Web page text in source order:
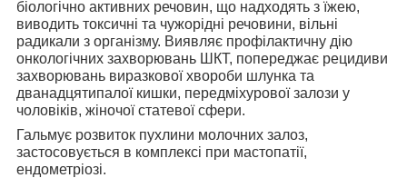
біологічно активних речовин, що надходять з їжею,
виводить токсичні та чужорідні речовини, вільні
радикали з організму. Виявляє профілактичну дію
онкологічних захворювань ШКТ, попереджає рецидиви
захворювань виразкової хвороби шлунка та
дванадцятипалої кишки, передміхурової залози у
чоловіків, жіночої статевої сфери.
Гальмує розвиток пухлини молочних залоз,
застосовується в комплексі при мастопатії,
ендометріозі.